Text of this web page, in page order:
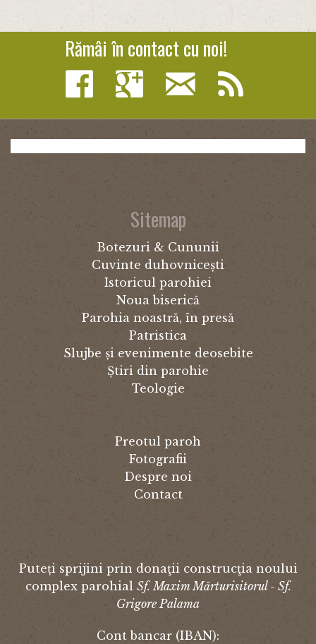
Rămâi în contact cu noi!
Sitemap
Botezuri & Cununii
Cuvinte duhovnicești
Istoricul parohiei
Noua biserică
Parohia noastră, în presă
Patristica
Slujbe și evenimente deosebite
Știri din parohie
Teologie
Preotul paroh
Fotografii
Despre noi
Contact
Puteți sprijini prin donaţii construcţia noului
complex parohial Sf. Maxim Mărturisitorul - Sf.
Grigore Palama
Cont bancar (IBAN):